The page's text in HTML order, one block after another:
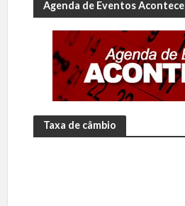
Agenda de Eventos Acontece
Taxa de câmbio